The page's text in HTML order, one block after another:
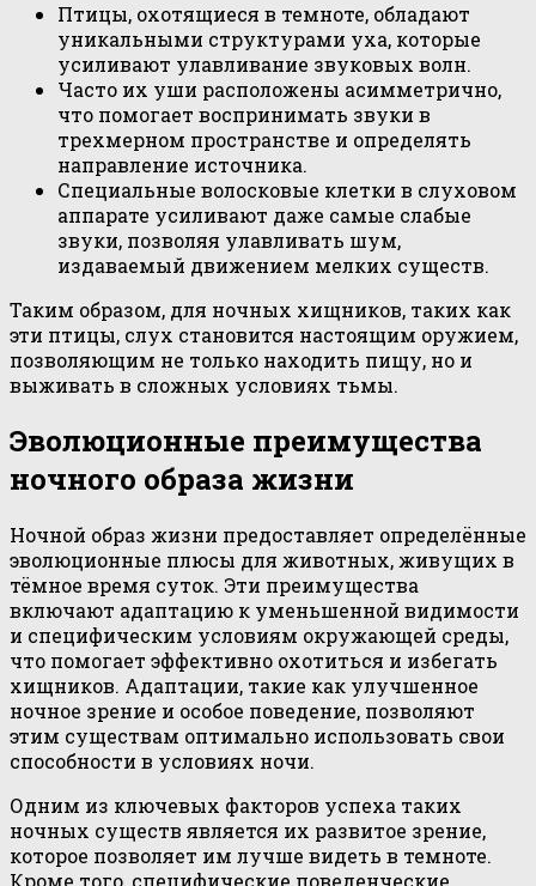
Птицы, охотящиеся в темноте, обладают
уникальными структурами уха, которые
усиливают улавливание звуковых волн.
Часто их уши расположены асимметрично,
что помогает воспринимать звуки в
трехмерном пространстве и определять
направление источника.
Специальные волосковые клетки в слуховом
аппарате усиливают даже самые слабые
звуки, позволяя улавливать шум,
издаваемый движением мелких существ.
Таким образом, для ночных хищников, таких как
эти птицы, слух становится настоящим оружием,
позволяющим не только находить пищу, но и
выживать в сложных условиях тьмы.
Эволюционные преимущества
ночного образа жизни
Ночной образ жизни предоставляет определённые
эволюционные плюсы для животных, живущих в
тёмное время суток. Эти преимущества
включают адаптацию к уменьшенной видимости
и специфическим условиям окружающей среды,
что помогает эффективно охотиться и избегать
хищников. Адаптации, такие как улучшенное
ночное зрение и особое поведение, позволяют
этим существам оптимально использовать свои
способности в условиях ночи.
Одним из ключевых факторов успеха таких
ночных существ является их развитое зрение,
которое позволяет им лучше видеть в темноте.
Кроме того, специфические поведенческие